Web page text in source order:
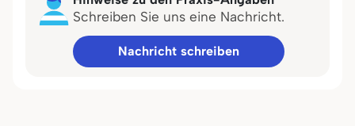
Schreiben Sie uns eine Nachricht.
Nachricht schreiben